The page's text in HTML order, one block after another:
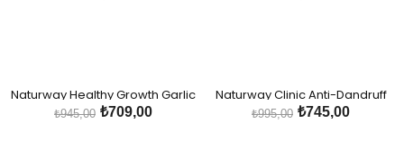
Naturway Healthy Growth Garlic
Shampoo
₺709,00
₺945,00
Naturway Clinic Anti-Dandruff
Garlic Shampoo
₺745,00
₺995,00